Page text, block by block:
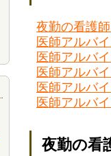
夜勤の看護
医師アルバ
医師アルバ
医師アルバ
医師アルバ
医師アルバ
夜勤の看